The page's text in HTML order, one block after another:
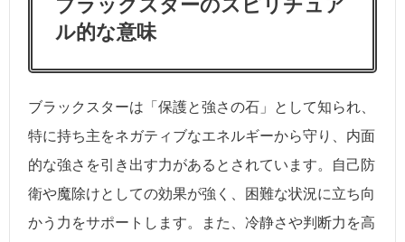
ブラックスターのスピリチュア
ル的な意味
ブラックスターは「保護と強さの石」として知られ、
特に持ち主をネガティブなエネルギーから守り、内面
的な強さを引き出す力があるとされています。自己防
衛や魔除けとしての効果が強く、困難な状況に立ち向
かう力をサポートします。また、冷静さや判断力を高